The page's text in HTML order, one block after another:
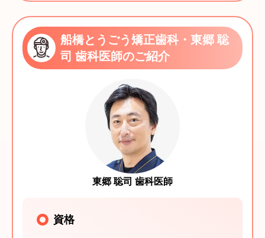
船橋とうごう矯正歯科・東郷 聡
司 歯科医師のご紹介
東郷 聡司 歯科医師
資格